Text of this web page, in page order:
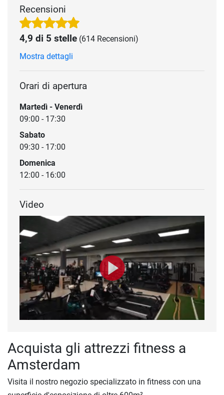
Recensioni
4,9 di 5 stelle (614 Recensioni)
Mostra dettagli
Orari di apertura
Martedì - Venerdì
09:00 - 17:30
Sabato
09:30 - 17:00
Domenica
12:00 - 16:00
Video
Acquista gli attrezzi fitness a
Amsterdam
Visita il nostro negozio specializzato in fitness con una